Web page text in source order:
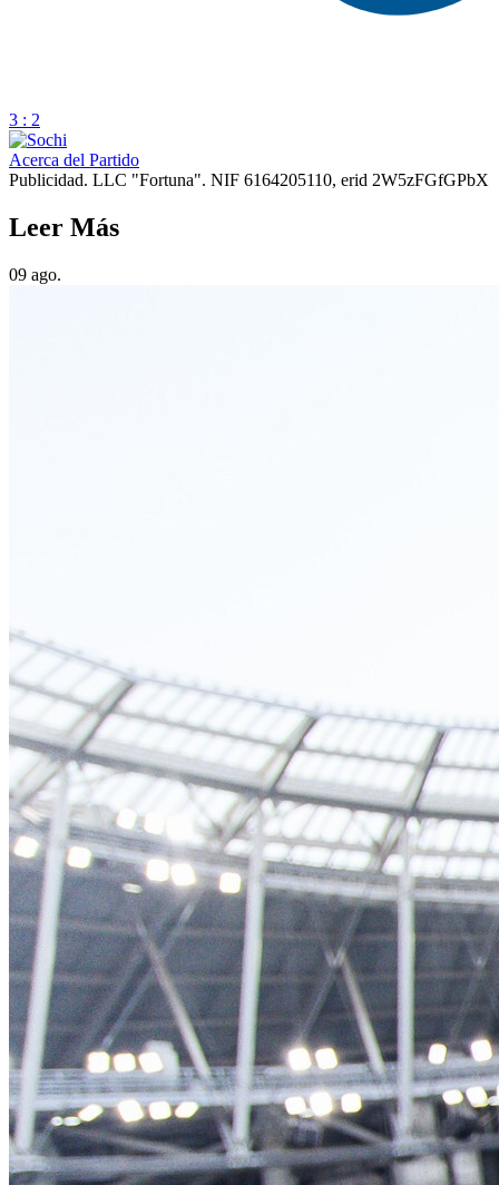
3 : 2
Acerca del Partido
Publicidad. LLC "Fortuna". NIF 6164205110, erid 2W5zFGfGPbX
Leer Más
09 ago.